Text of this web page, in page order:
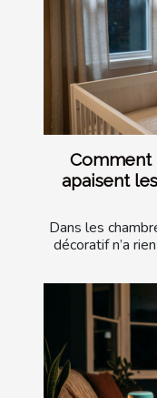
Comment
apaisent
Dans les
décoratif n’a